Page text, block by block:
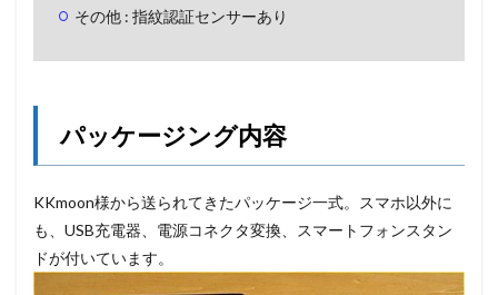
その他 : 指紋認証センサーあり
パッケージング内容
KKmoon様から送られてきたパッケージ一式。スマホ以外に
も、USB充電器、電源コネクタ変換、スマートフォンスタン
ドが付いています。